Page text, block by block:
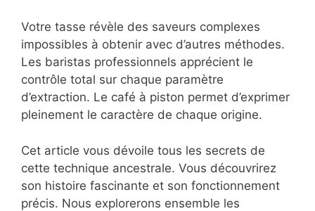
Votre tasse révèle des saveurs complexes
impossibles à obtenir avec d’autres méthodes.
Les baristas professionnels apprécient le
contrôle total sur chaque paramètre
d’extraction. Le café à piston permet d’exprimer
pleinement le caractère de chaque origine.
Cet article vous dévoile tous les secrets de
cette technique ancestrale. Vous découvrirez
son histoire fascinante et son fonctionnement
précis. Nous explorerons ensemble les